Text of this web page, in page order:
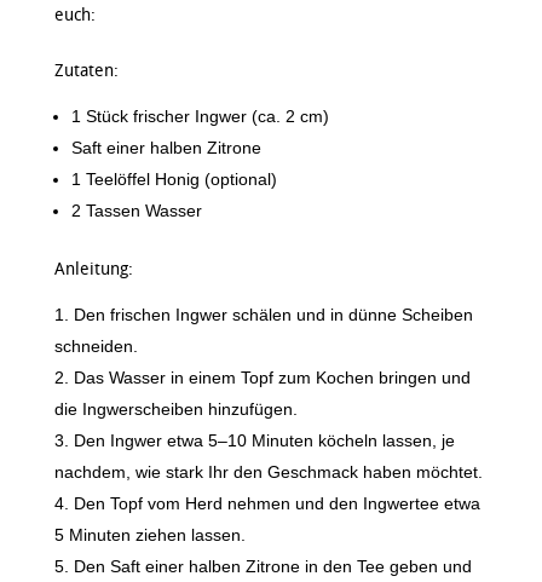
euch:
Zutaten:
1 Stück frischer Ingwer (ca. 2 cm)
Saft einer halben Zitrone
1 Teelöffel Honig (optional)
2 Tassen Wasser
Anleitung:
Den frischen Ingwer schälen und in dünne Scheiben
schneiden.
Das Wasser in einem Topf zum Kochen bringen und
die Ingwerscheiben hinzufügen.
Den Ingwer etwa 5–10 Minuten köcheln lassen, je
nachdem, wie stark Ihr den Geschmack haben möchtet.
Den Topf vom Herd nehmen und den Ingwertee etwa
5 Minuten ziehen lassen.
Den Saft einer halben Zitrone in den Tee geben und